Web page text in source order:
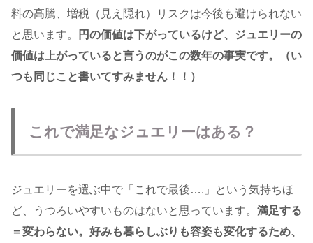
料の高騰、増税（見え隠れ）リスクは今後も避けられない
と思います。
円の価値は下がっているけど、ジュエリーの
価値は上がっていると言うのがこの数年の事実です。（い
つも同じこと書いてすみません！！）
これで満足なジュエリーはある？
ジュエリーを選ぶ中で「これで最後….」という気持ちほ
ど、うつろいやすいものはないと思っています。 満足する
＝変わらない。好みも暮らしぶりも容姿も変化するため、